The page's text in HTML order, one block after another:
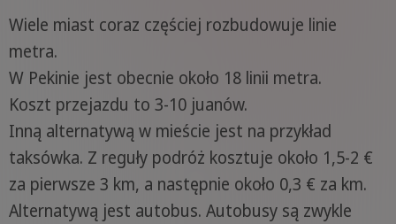
Wiele miast coraz częściej rozbudowuje linie
metra.
W Pekinie jest obecnie około 18 linii metra.
Koszt przejazdu to 3-10 juanów.
Inną alternatywą w mieście jest na przykład
taksówka. Z reguły podróż kosztuje około 1,5-2 €
za pierwsze 3 km, a następnie około 0,3 € za km.
Alternatywą jest autobus. Autobusy są zwykle